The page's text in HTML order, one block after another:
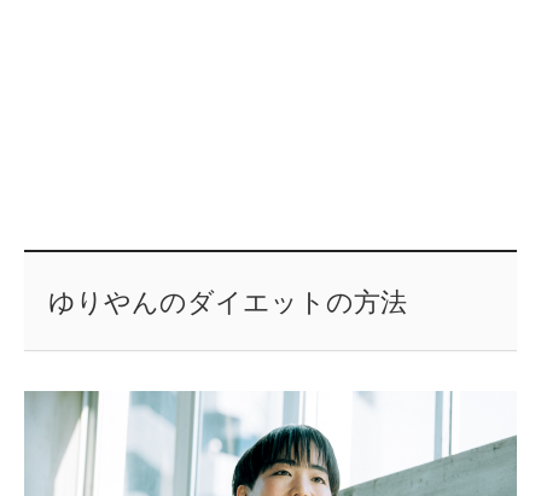
ゆりやんのダイエットの方法